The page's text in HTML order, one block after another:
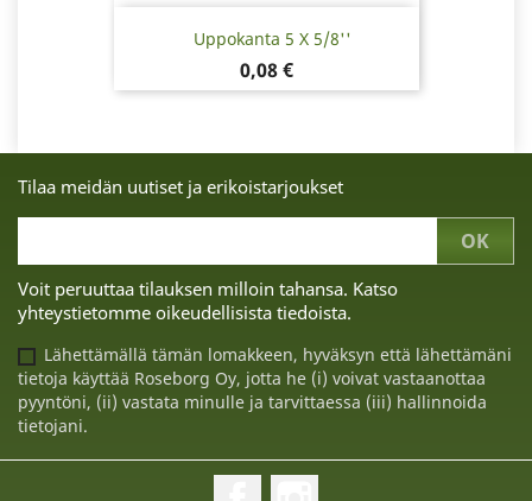
Uppokanta 5 X 5/8''
Hinta
0,08 €
Tilaa meidän uutiset ja erikoistarjoukset
Voit peruuttaa tilauksen milloin tahansa. Katso
yhteystietomme oikeudellisista tiedoista.
Lähettämällä tämän lomakkeen, hyväksyn että lähettämäni
tietoja käyttää Roseborg Oy, jotta he (i) voivat vastaanottaa
pyyntöni, (ii) vastata minulle ja tarvittaessa (iii) hallinnoida
tietojani.